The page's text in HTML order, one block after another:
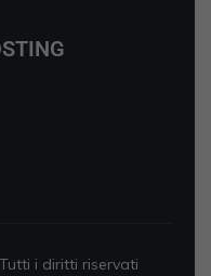
i diritti riservati